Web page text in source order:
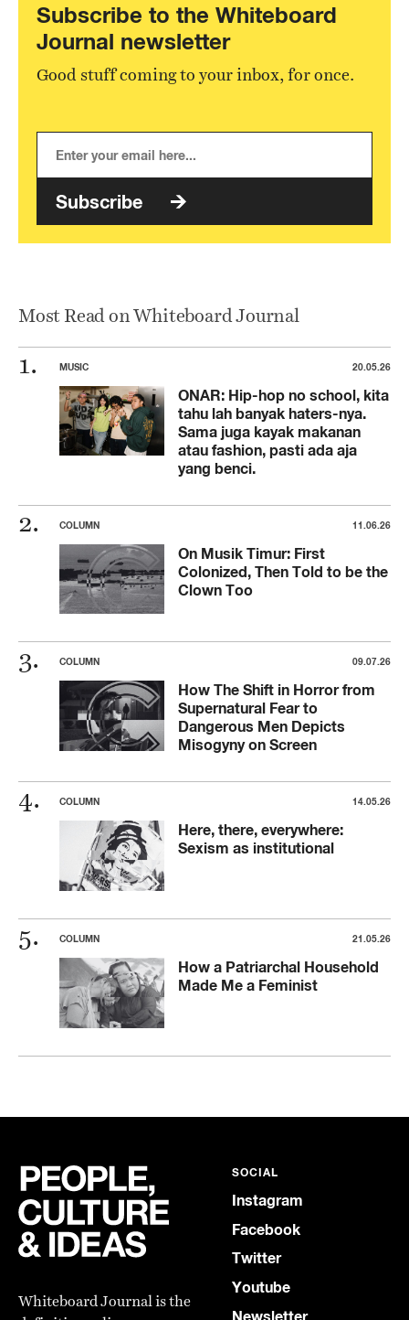
Subscribe to the Whiteboard
Journal newsletter
Good stuff coming to your inbox, for once.
Subscribe
Most Read on Whiteboard Journal
MUSIC 20.05.26
ONAR: Hip-hop no school, kita
tahu lah banyak haters-nya.
Sama juga kayak makanan
atau fashion, pasti ada aja
yang benci.
COLUMN 11.06.26
On Musik Timur: First
Colonized, Then Told to be the
Clown Too
COLUMN 09.07.26
How The Shift in Horror from
Supernatural Fear to
Dangerous Men Depicts
Misogyny on Screen
COLUMN 14.05.26
Here, there, everywhere:
Sexism as institutional
COLUMN 21.05.26
How a Patriarchal Household
Made Me a Feminist
Whiteboard Journal is the
SOCIAL
Instagram
Facebook
Twitter
Youtube
Newsletter